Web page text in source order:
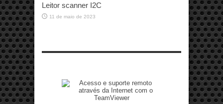
Leitor scanner I2C
11 de maio de 2023